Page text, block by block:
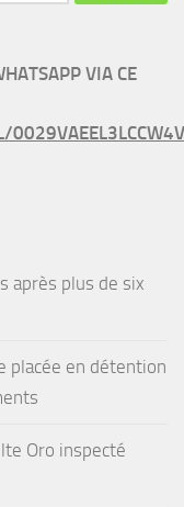
VIA CE
après plus de six
placée en détention
Oro inspecté